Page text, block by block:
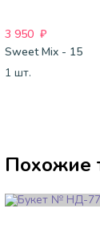
3 950 ₽
Sweet Mix - 15
1 шт.
Похожие